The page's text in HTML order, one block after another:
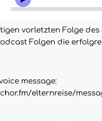
vorletzten Folge
Folgen die
message:
elternreise/